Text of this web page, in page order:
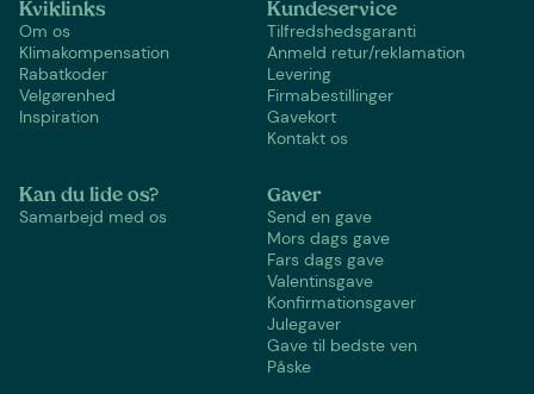
Kviklinks
Om os
Klimakompensation
Rabatkoder
Velgørenhed
Inspiration
Kundeservice
Tilfredshedsgaranti
Anmeld retur/reklamation
Levering
Firmabestillinger
Gavekort
Kontakt os
Kan du lide os?
Samarbejd med os
Gaver
Send en gave
Mors dags gave
Fars dags gave
Valentinsgave
Konfirmationsgaver
Julegaver
Gave til bedste ven
Påske